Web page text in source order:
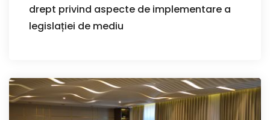
drept privind aspecte de implementare a
legislației de mediu